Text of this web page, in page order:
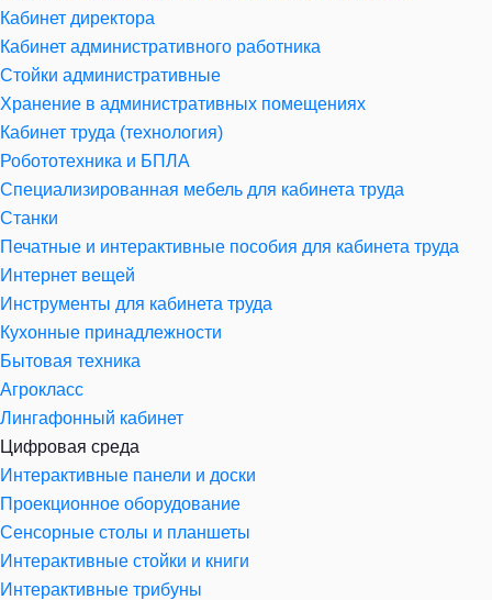
Кабинет директора
Кабинет административного работника
Стойки административные
Хранение в административных помещениях
Кабинет труда (технология)
Робототехника и БПЛА
Специализированная мебель для кабинета труда
Станки
Печатные и интерактивные пособия для кабинета труда
Интернет вещей
Инструменты для кабинета труда
Кухонные принадлежности
Бытовая техника
Агрокласс
Лингафонный кабинет
Цифровая среда
Интерактивные панели и доски
Проекционное оборудование
Сенсорные столы и планшеты
Интерактивные стойки и книги
Интерактивные трибуны